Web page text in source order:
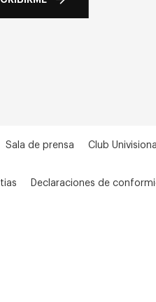
Sala de prensa Club
Declaraciones de